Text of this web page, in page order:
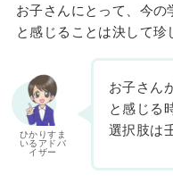
お子さんにとって、今の
と感じることは決して珍
ひかりすま
いるアドバ
イザー
お子さん
と感じる
選択肢は